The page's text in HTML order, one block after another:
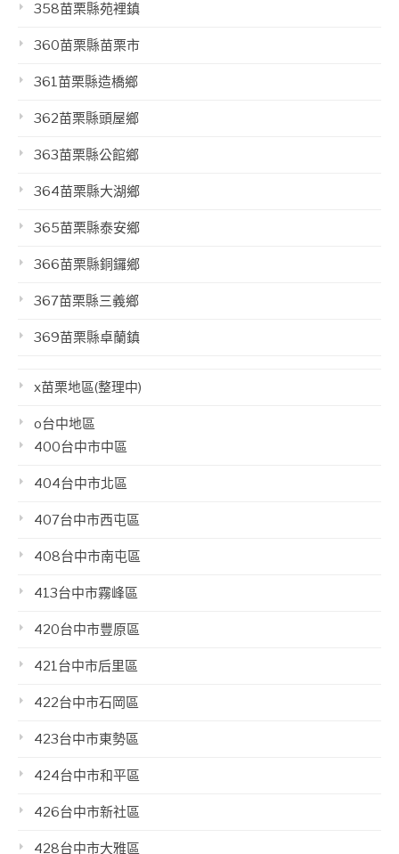
358苗栗縣苑裡鎮
360苗栗縣苗栗市
361苗栗縣造橋鄉
362苗栗縣頭屋鄉
363苗栗縣公館鄉
364苗栗縣大湖鄉
365苗栗縣泰安鄉
366苗栗縣銅鑼鄉
367苗栗縣三義鄉
369苗栗縣卓蘭鎮
x苗栗地區(整理中)
o台中地區
400台中市中區
404台中市北區
407台中市西屯區
408台中市南屯區
413台中市霧峰區
420台中市豐原區
421台中市后里區
422台中市石岡區
423台中市東勢區
424台中市和平區
426台中市新社區
428台中市大雅區